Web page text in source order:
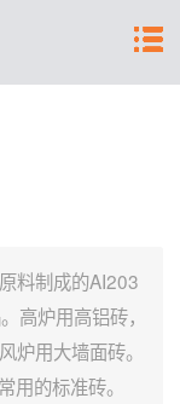
料制成的AI203
高炉用高铝砖，
炉用大墙面砖。
的标准砖。